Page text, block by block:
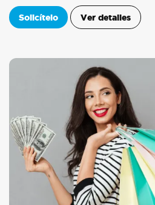
Solicítelo Ver detalles